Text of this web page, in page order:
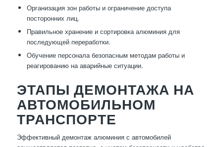
Организация зон работы и ограничение доступа
посторонних лиц.
Правильное хранение и сортировка алюминия для
последующей переработки.
Обучение персонала безопасным методам работы и
реагированию на аварийные ситуации.
ЭТАПЫ ДЕМОНТАЖА НА
АВТОМОБИЛЬНОМ
ТРАНСПОРТЕ
Эффективный демонтаж алюминия с автомобилей